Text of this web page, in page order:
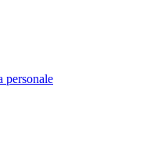
personale